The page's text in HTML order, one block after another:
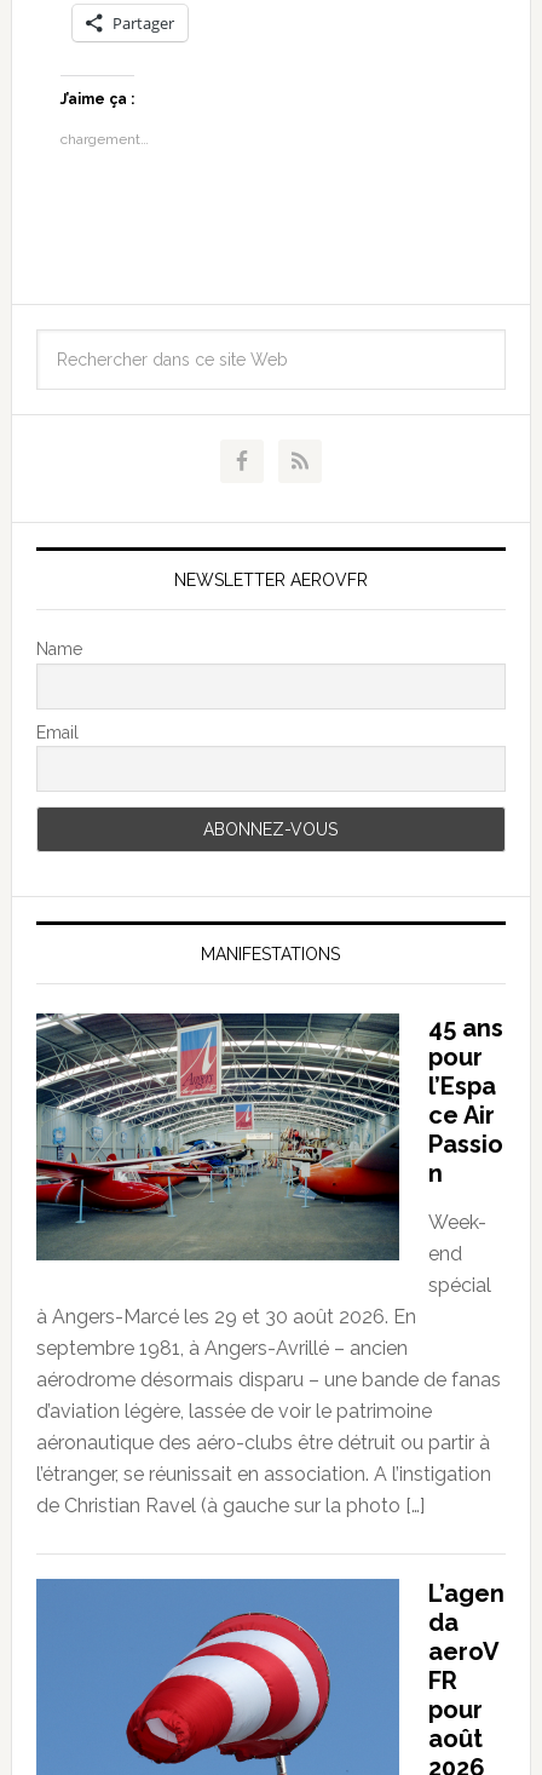
Partager
J’aime ça :
chargement…
NEWSLETTER AEROVFR
Name
Email
MANIFESTATIONS
45 ans
pour
l’Espa
ce Air
Passio
n
Week-
end
spécial
à Angers-Marcé les 29 et 30 août 2026. En
septembre 1981, à Angers-Avrillé – ancien
aérodrome désormais disparu – une bande de fanas
d’aviation légère, lassée de voir le patrimoine
aéronautique des aéro-clubs être détruit ou partir à
l’étranger, se réunissait en association. A l’instigation
de Christian Ravel (à gauche sur la photo […]
L’agen
da
aeroV
FR
pour
août
2026